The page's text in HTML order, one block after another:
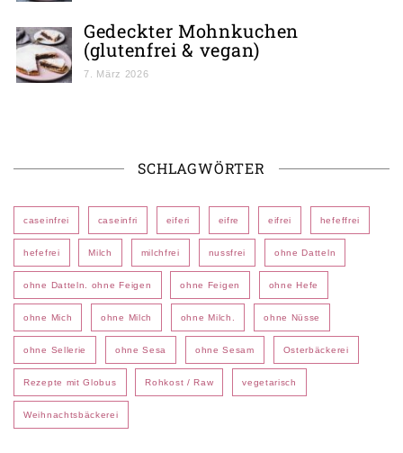
Gedeckter Mohnkuchen
(glutenfrei & vegan)
7. März 2026
SCHLAGWÖRTER
caseinfrei caseinfri eiferi eifre eifrei hefeffrei
hefefrei Milch milchfrei nussfrei ohne Datteln
ohne Datteln. ohne Feigen ohne Feigen ohne Hefe
ohne Mich ohne Milch ohne Milch. ohne Nüsse
ohne Sellerie ohne Sesa ohne Sesam Osterbäckerei
Rezepte mit Globus Rohkost / Raw vegetarisch
Weihnachtsbäckerei